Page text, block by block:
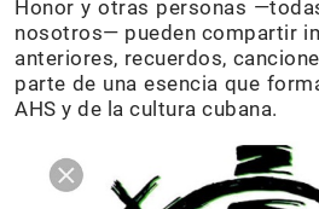
Honor y otras personas
nosotros— pueden compartir
anteriores, recuerdos,
parte de una esencia que
AHS y de la cultura cubana.